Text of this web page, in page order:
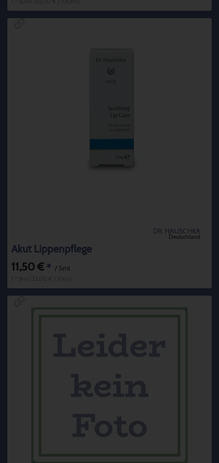
DR. HAUSCHKA
Deutschland
Akut Lippenpflege
11,50 € * / 5ml